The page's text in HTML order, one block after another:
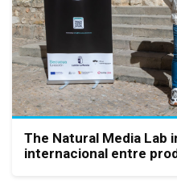
The Natural Media Lab
internacional entre